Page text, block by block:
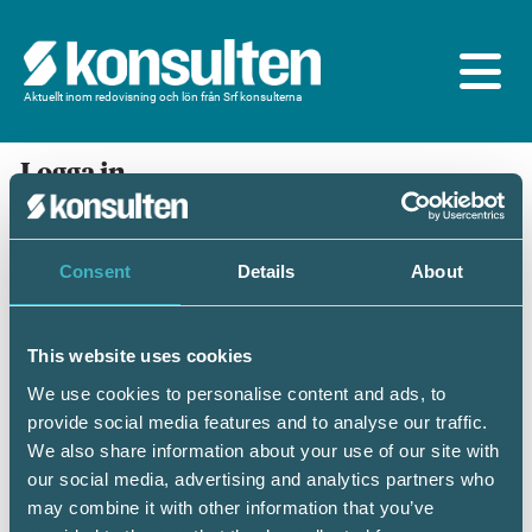
Consent Details About
This website uses cookies
We use cookies to personalise content and ads, to
provide social media features and to analyse our traffic.
We also share information about your use of our site with
our social media, advertising and analytics partners who
may combine it with other information that you’ve
Aktuellt inom redovisning och lön från Srf konsulterna
Logga in
En prenumeration ingår för dig som är
medlem/ansluten till Srf konsulterna. Du loggar in
med BankID eller samma lösenord som du har på
Mobilt BankID
Personnummer(ÅÅÅÅMMDDNNNN)